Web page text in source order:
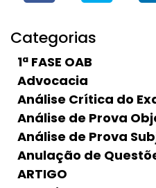
Categorias
1ª FASE OAB
Advocacia
Análise Crítica do
Análise de Prova
Análise de Prova
Anulação de
ARTIGO